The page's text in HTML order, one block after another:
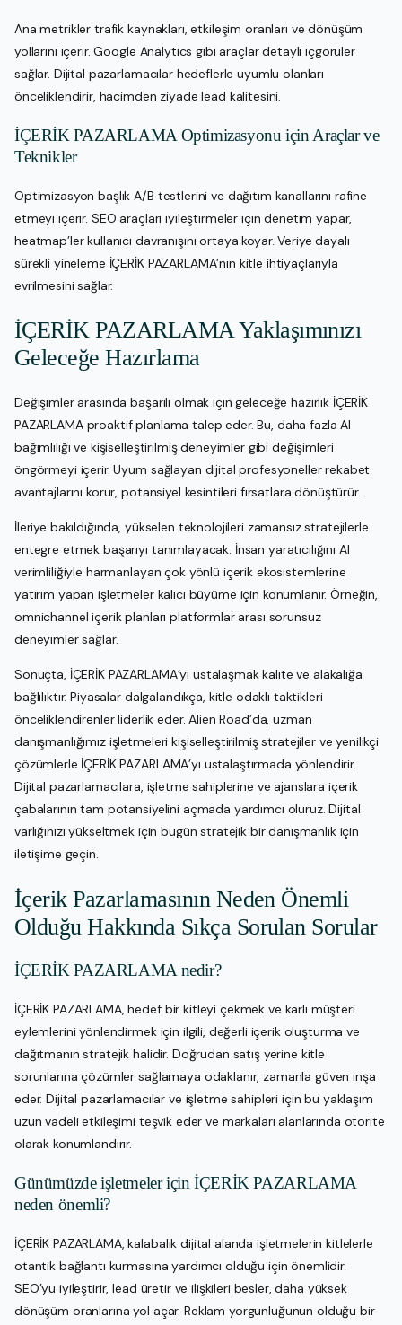
Ana metrikler trafik kaynakları, etkileşim oranları ve dönüşüm
yollarını içerir. Google Analytics gibi araçlar detaylı içgörüler
sağlar. Dijital pazarlamacılar hedeflerle uyumlu olanları
önceliklendirir, hacimden ziyade lead kalitesini.
İÇERİK PAZARLAMA Optimizasyonu için Araçlar ve
Teknikler
Optimizasyon başlık A/B testlerini ve dağıtım kanallarını rafine
etmeyi içerir. SEO araçları iyileştirmeler için denetim yapar,
heatmap’ler kullanıcı davranışını ortaya koyar. Veriye dayalı
sürekli yineleme İÇERİK PAZARLAMA’nın kitle ihtiyaçlarıyla
evrilmesini sağlar.
İÇERİK PAZARLAMA Yaklaşımınızı
Geleceğe Hazırlama
Değişimler arasında başarılı olmak için geleceğe hazırlık İÇERİK
PAZARLAMA proaktif planlama talep eder. Bu, daha fazla AI
bağımlılığı ve kişiselleştirilmiş deneyimler gibi değişimleri
öngörmeyi içerir. Uyum sağlayan dijital profesyoneller rekabet
avantajlarını korur, potansiyel kesintileri fırsatlara dönüştürür.
İleriye bakıldığında, yükselen teknolojileri zamansız stratejilerle
entegre etmek başarıyı tanımlayacak. İnsan yaratıcılığını AI
verimliliğiyle harmanlayan çok yönlü içerik ekosistemlerine
yatırım yapan işletmeler kalıcı büyüme için konumlanır. Örneğin,
omnichannel içerik planları platformlar arası sorunsuz
deneyimler sağlar.
Sonuçta, İÇERİK PAZARLAMA’yı ustalaşmak kalite ve alakalığa
bağlılıktır. Piyasalar dalgalandıkça, kitle odaklı taktikleri
önceliklendirenler liderlik eder. Alien Road’da, uzman
danışmanlığımız işletmeleri kişiselleştirilmiş stratejiler ve yenilikçi
çözümlerle İÇERİK PAZARLAMA’yı ustalaştırmada yönlendirir.
Dijital pazarlamacılara, işletme sahiplerine ve ajanslara içerik
çabalarının tam potansiyelini açmada yardımcı oluruz. Dijital
varlığınızı yükseltmek için bugün stratejik bir danışmanlık için
iletişime geçin.
İçerik Pazarlamasının Neden Önemli
Olduğu Hakkında Sıkça Sorulan Sorular
İÇERİK PAZARLAMA nedir?
İÇERİK PAZARLAMA, hedef bir kitleyi çekmek ve karlı müşteri
eylemlerini yönlendirmek için ilgili, değerli içerik oluşturma ve
dağıtmanın stratejik halidir. Doğrudan satış yerine kitle
sorunlarına çözümler sağlamaya odaklanır, zamanla güven inşa
eder. Dijital pazarlamacılar ve işletme sahipleri için bu yaklaşım
uzun vadeli etkileşimi teşvik eder ve markaları alanlarında otorite
olarak konumlandırır.
Günümüzde işletmeler için İÇERİK PAZARLAMA
neden önemli?
İÇERİK PAZARLAMA, kalabalık dijital alanda işletmelerin kitlelerle
otantik bağlantı kurmasına yardımcı olduğu için önemlidir.
SEO’yu iyileştirir, lead üretir ve ilişkileri besler, daha yüksek
dönüşüm oranlarına yol açar. Reklam yorgunluğunun olduğu bir